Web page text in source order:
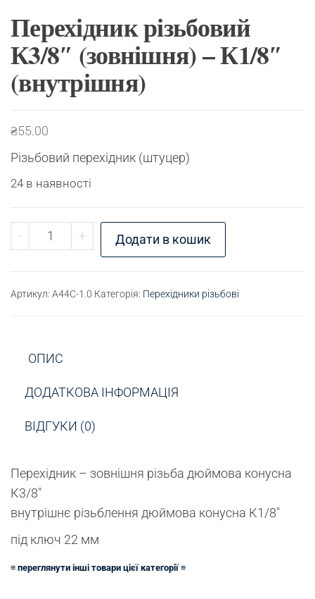
Перехідник різьбовий
К3/8″ (зовнішня) – К1/8″
(внутрішня)
₴55.00
Різьбовий перехідник (штуцер)
24 в наявності
- Перехідник різьбовий К3/8" (зовнішня) - К1/8"
+ Додати в кошик
Артикул: A44C-1.0 Категорія: Перехідники різьбові
ОПИС
ДОДАТКОВА ІНФОРМАЦІЯ
ВІДГУКИ (0)
Перехідник – зовнішня різьба дюймова конусна
К3/8″
внутрішнє різьблення дюймова конусна К1/8″
під ключ 22 мм
≡ переглянути інші товари цієї категорії ≡